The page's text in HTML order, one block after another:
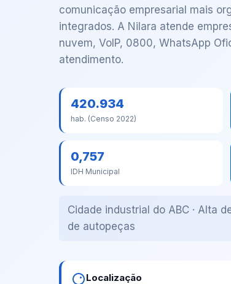
comunicação empresarial mais
integrados. A Nilara atende
nuvem, VoIP, 0800, WhatsApp
atendimento.
420.934
hab. (Censo 2022)
0,757
IDH Municipal
Cidade industrial do ABC · Alta
de autopeças
Localização